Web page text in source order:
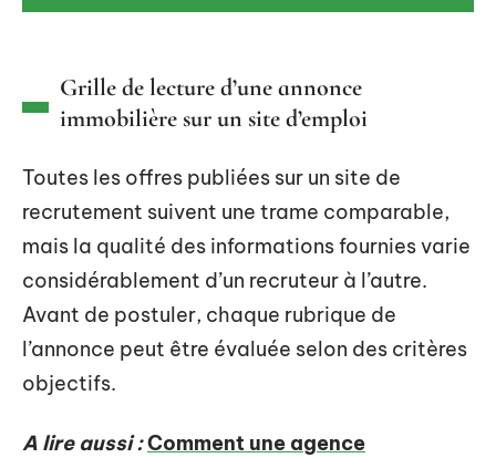
Grille de lecture d’une annonce
immobilière sur un site d’emploi
Toutes les offres publiées sur un site de
recrutement suivent une trame comparable,
mais la qualité des informations fournies varie
considérablement d’un recruteur à l’autre.
Avant de postuler, chaque rubrique de
l’annonce peut être évaluée selon des critères
objectifs.
A lire aussi :Comment une agence